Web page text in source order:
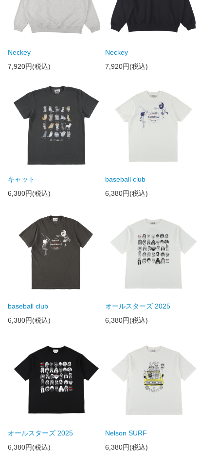
Neckey
7,920円(税込)
Neckey
7,920円(税込)
キャット
6,380円(税込)
baseball club
6,380円(税込)
baseball club
6,380円(税込)
オールスターズ 2025
6,380円(税込)
オールスターズ 2025
6,380円(税込)
Nelson SURF
6,380円(税込)